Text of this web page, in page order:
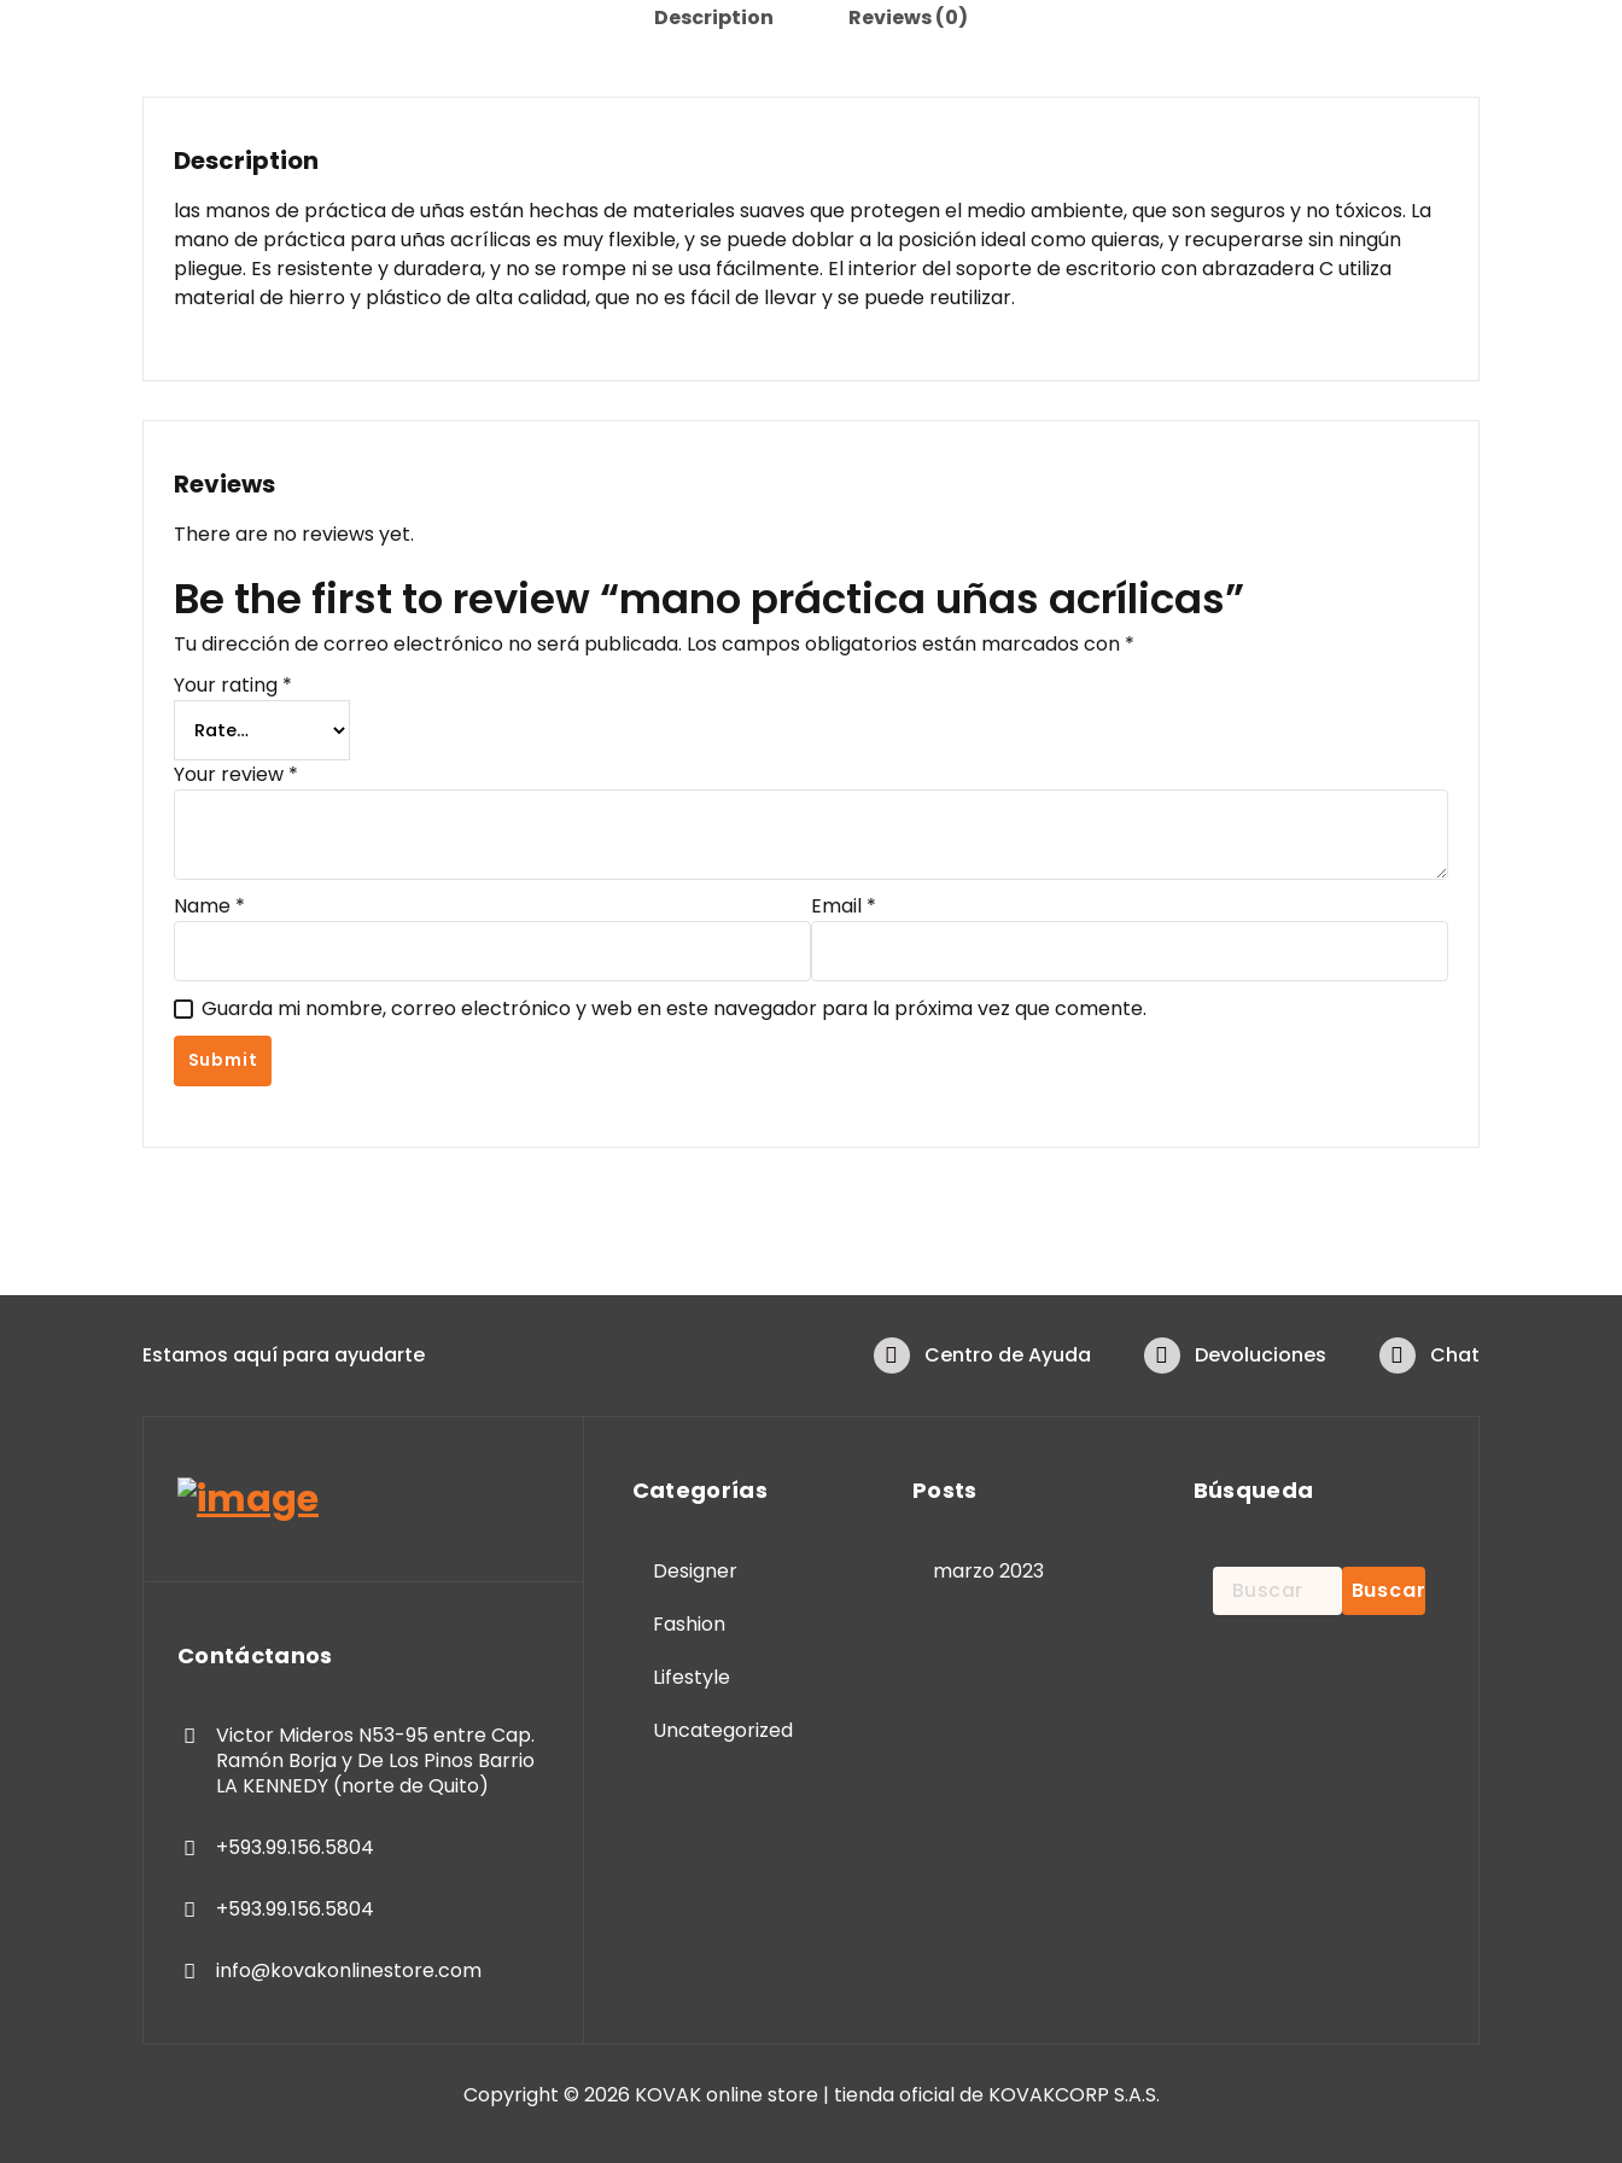
Description Reviews (0)
Description
las manos de práctica de uñas están hechas de materiales suaves que protegen el medio ambiente, que son seguros y no tóxicos. La
mano de práctica para uñas acrílicas es muy flexible, y se puede doblar a la posición ideal como quieras, y recuperarse sin ningún
pliegue. Es resistente y duradera, y no se rompe ni se usa fácilmente. El interior del soporte de escritorio con abrazadera C utiliza
material de hierro y plástico de alta calidad, que no es fácil de llevar y se puede reutilizar.
Reviews
There are no reviews yet.
Be the first to review “mano práctica uñas acrílicas”
Tu dirección de correo electrónico no será publicada. Los campos obligatorios están marcados con *
Your rating *
Your review *
Name * Email *
Guarda mi nombre, correo electrónico y web en este navegador para la próxima vez que comente.
Estamos aquí para ayudarte Centro de Ayuda Devoluciones Chat
Contáctanos
Victor Mideros N53-95 entre Cap.
Ramón Borja y De Los Pinos Barrio
LA KENNEDY (norte de Quito)
+593.99.156.5804
+593.99.156.5804
info@kovakonlinestore.com
Categorías
Designer
Fashion
Lifestyle
Uncategorized
Posts
marzo 2023
Búsqueda
Buscar:
Copyright © 2026 KOVAK online store | tienda oficial de KOVAKCORP S.A.S.